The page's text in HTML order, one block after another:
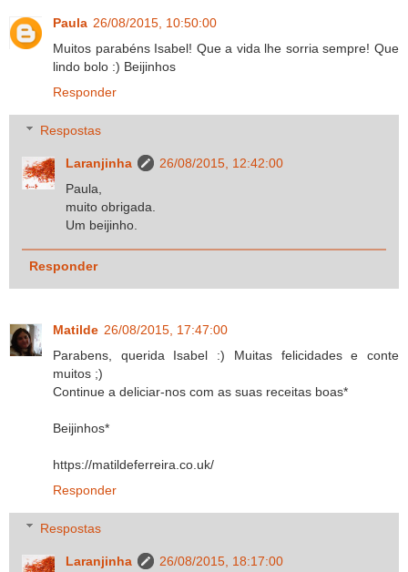
Paula 26/08/2015, 10:50:00
Muitos parabéns Isabel! Que a vida lhe sorria sempre! Que
lindo bolo :) Beijinhos
Responder
Respostas
Laranjinha
26/08/2015, 12:42:00
Paula,
muito obrigada.
Um beijinho.
Responder
Matilde 26/08/2015, 17:47:00
Parabens, querida Isabel :) Muitas felicidades e conte
muitos ;)
Continue a deliciar-nos com as suas receitas boas*
Beijinhos*
https://matildeferreira.co.uk/
Responder
Respostas
Laranjinha
26/08/2015, 18:17:00